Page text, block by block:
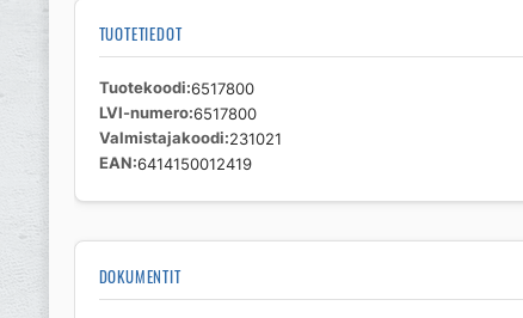
TUOTETIEDOT
Tuotekoodi 6517800
LVI-numero 6517800
Valmistajakoodi 231021
EAN 6414150012419
DOKUMENTIT